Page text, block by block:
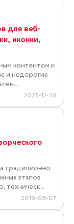
для веб-
иконки,
контентом и
и недорогие
2023-12-28
традиционно
этапов
техническ...
2019-08-07